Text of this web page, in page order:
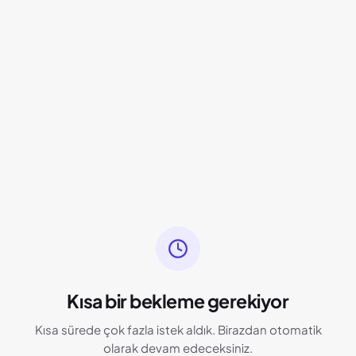
Kısa bir bekleme gerekiyor
Kısa sürede çok fazla istek aldık. Birazdan otomatik
olarak devam edeceksiniz.